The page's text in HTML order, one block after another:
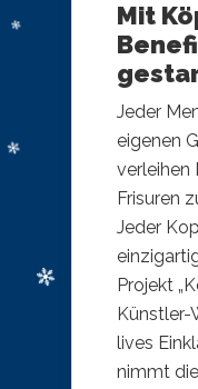
Mit
Jeder
eigenen
verleihen
Frisuren
Jeder
Projekt
lives
nimmt